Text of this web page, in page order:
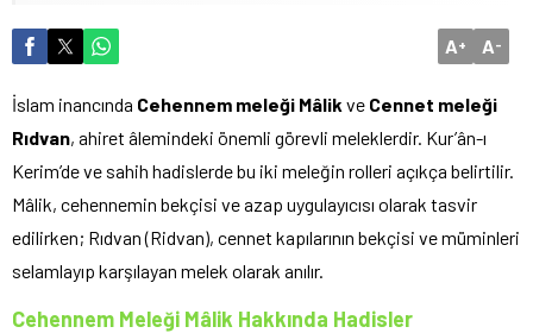
A+ A-
İslam inancında Cehennem meleği Mâlik ve Cennet meleği
Rıdvan, ahiret âlemindeki önemli görevli meleklerdir. Kur’ân-ı
Kerim’de ve sahih hadislerde bu iki meleğin rolleri açıkça belirtilir.
Mâlik, cehennemin bekçisi ve azap uygulayıcısı olarak tasvir
edilirken; Rıdvan (Ridvan), cennet kapılarının bekçisi ve müminleri
selamlayıp karşılayan melek olarak anılır.
Cehennem Meleği Mâlik Hakkında Hadisler